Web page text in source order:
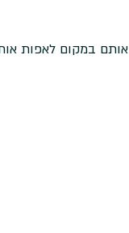
אותם במקום לאפות